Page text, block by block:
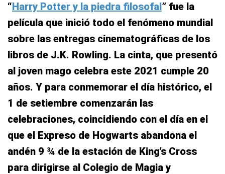
“Harry Potter y la piedra filosofal” fue la
película que inició todo el fenómeno mundial
sobre las entregas cinematográficas de los
libros de J.K. Rowling. La cinta, que presentó
al joven mago celebra este 2021 cumple 20
años. Y para conmemorar el día histórico, el
1 de setiembre comenzarán las
celebraciones, coincidiendo con el día en el
que el Expreso de Hogwarts abandona el
andén 9 ¾ de la estación de King’s Cross
para dirigirse al Colegio de Magia y